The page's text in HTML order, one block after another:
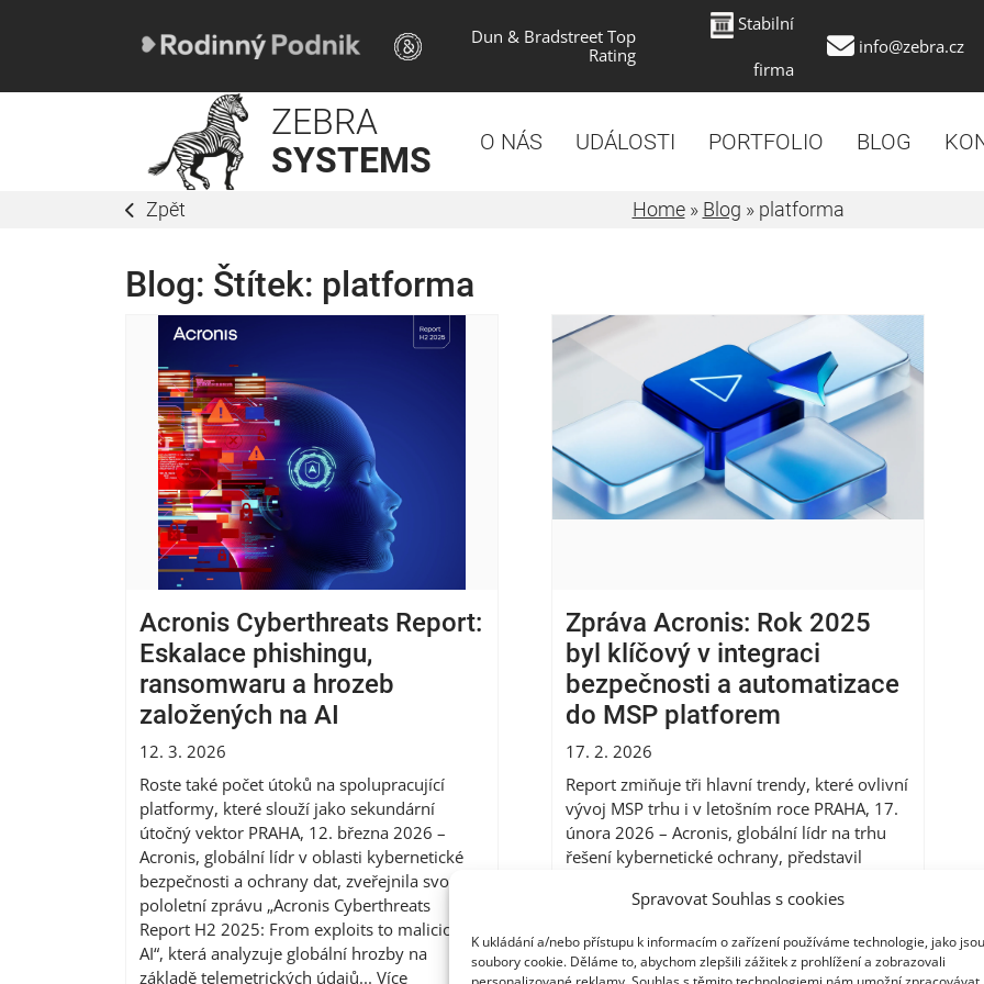
Spravovat Souhlas s cookies
K ukládání a/nebo přístupu k informacím o zařízení používáme technologie, jako jsou
soubory cookie. Děláme to, abychom zlepšili zážitek z prohlížení a zobrazovali
Dun & Bradstreet Top
Rating
Stabilní
firma
info@zebra.cz
ZEBRA
SYSTEMS
O NÁS UDÁLOSTI PORTFOLIO BLOG
Zpět Home» Blog » platforma
Blog: Štítek: platforma
Acronis Cyberthreats Report:
Eskalace phishingu,
ransomwaru a hrozeb
založených na AI
12. 3. 2026
Roste také počet útoků na spolupracující
platformy, které slouží jako sekundární
útočný vektor PRAHA, 12. března 2026 –
Acronis, globální lídr v oblasti kybernetické
bezpečnosti a ochrany dat, zveřejnila svou
pololetní zprávu „Acronis Cyberthreats
Report H2 2025: From exploits to malicious
AI“, která analyzuje globální hrozby na
základě telemetrických údajů... Více
Zpráva Acronis: Rok 2025
byl klíčový v integraci
bezpečnosti a automatizace
do MSP platforem
17. 2. 2026
Report zmiňuje tři hlavní trendy, které ovlivní
vývoj MSP trhu i v letošním roce PRAHA, 17.
února 2026 – Acronis, globální lídr na trhu
řešení kybernetické ochrany, představil
2025, podle které došlo v roce 2025 k
bezpečnosti a automatizace do MSP
platforem....Více